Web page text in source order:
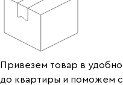
Привезем товар в
до квартиры и поможем